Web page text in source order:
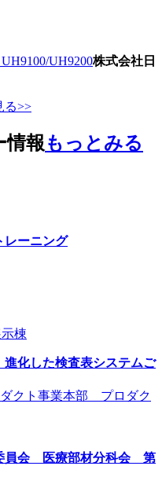
UH9200株式会社日
る>>
情報もっとみる
レーニング
棟
化した検査表システムご
クト事業本部 プロダク
員会 医療部材分科会 第